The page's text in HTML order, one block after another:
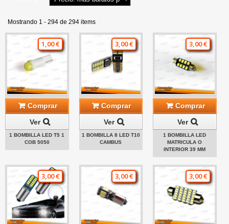
Mostrando 1 - 294 de 294 items
1,00 €
Comprar
Ver
1 BOMBILLA LED T5 1
COB 5050
3,00 €
Comprar
Ver
1 BOMBILLA 8 LED T10
CAMBUS
3,00 €
Comprar
Ver
1 BOMBILLA LED
MATRICULA O
INTERIOR 39 MM
3,00 € 3,00 € 3,00 €